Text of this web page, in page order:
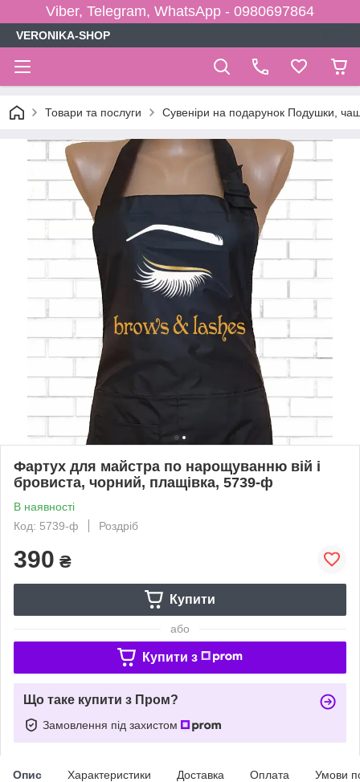
Viber, Telegram, WhatsApp - 0980697864
VERONIKA-SHOP
Товари та послуги Сувеніри на подарунок Подушки,
Фартух для майстра по нарощуванню вій і
бровиста, чорний, плащівка, 5739-ф
В наявності
Код: 5739-ф
Роздріб
390 ₴
Купити
або
Купити з
Що таке купити з Пром?
Замовлення під захистом
Опис Характеристики Доставка Оплата Умови